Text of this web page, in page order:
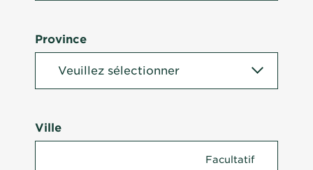
Province
Ville